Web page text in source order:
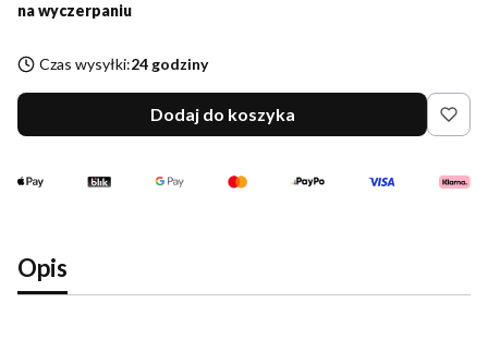
na wyczerpaniu
Czas wysyłki:24 godziny
Dodaj do koszyka
Opis